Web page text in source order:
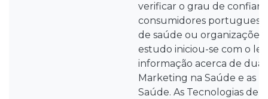
verificar o grau de
consumidores
de saúde ou organizações
estudo iniciou-se com o
informação acerca de
Marketing na Saúde e as
Saúde. As Tecnologias de